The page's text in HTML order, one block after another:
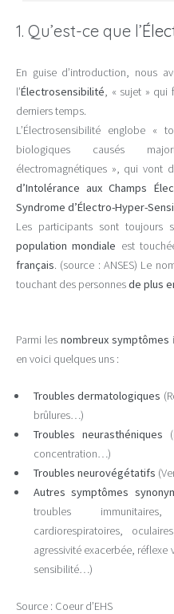
1. Qu’est-ce que l’
En guise d’introduction, nous
l’Électrosensibilité, « sujet » qui
derniers temps.
L’Électrosensibilité englobe
biologiques causés
électromagnétiques », qui vont
d’Intolérance aux Champs
Syndrome d’Électro-Hyper-
Les participants sont toujours
population mondiale est
français. (source : ANSES) Le
touchant des personnesde plus
Parmi lesnombreux symptômes
en voici quelques uns :
Troubles dermatologiques
brûlures…)
Troubles neurasthéniques
concentration…)
Troubles neurovégétatifs
Autres symptômes
troubles
cardiorespiratoires,
agressivité exacerbée,
sensibilité…)
Source : Coeur d’EHS